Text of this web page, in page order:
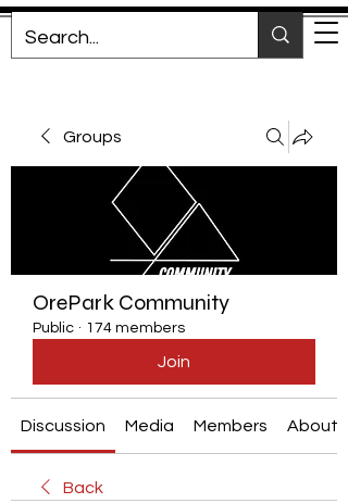
Groups
OrePark Community
Public · 174 members
Join
Discussion Media Members About
Back